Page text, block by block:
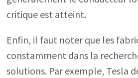
critique est atteint.
Enfin, il faut noter que les
constamment dans la
solutions. Par exemple, Tesla